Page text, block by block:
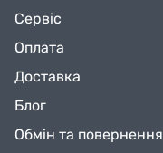
Сервіс
Оплата
Доставка
Блог
Обмін та повернення